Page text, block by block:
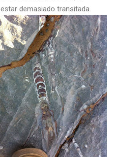
demasiado transitada.